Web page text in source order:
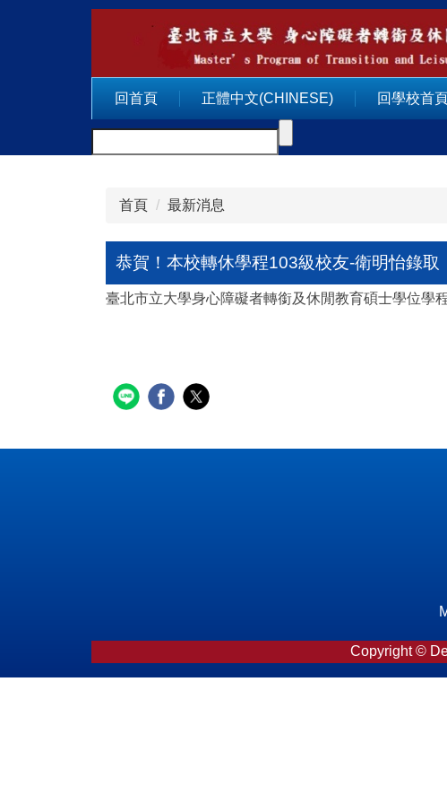
回首頁 正體中文(CHINESE) 回學校首
首頁 最新消息
恭賀！本校轉休學程103級校友-衛明怡錄
臺北市立大學身心障礙者轉銜及休閒教育碩士學位學
Copyright ©